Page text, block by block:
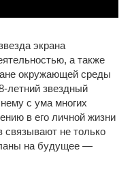
экрана
а также
окружающей среды
летний звездный
с ума многих
в его личной жизни
не только
на будущее —